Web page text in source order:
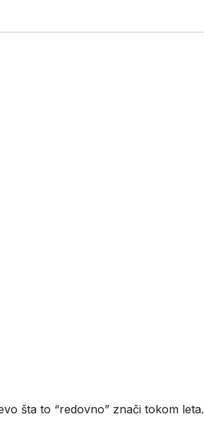
šta to “redovno” znači tokom leta.